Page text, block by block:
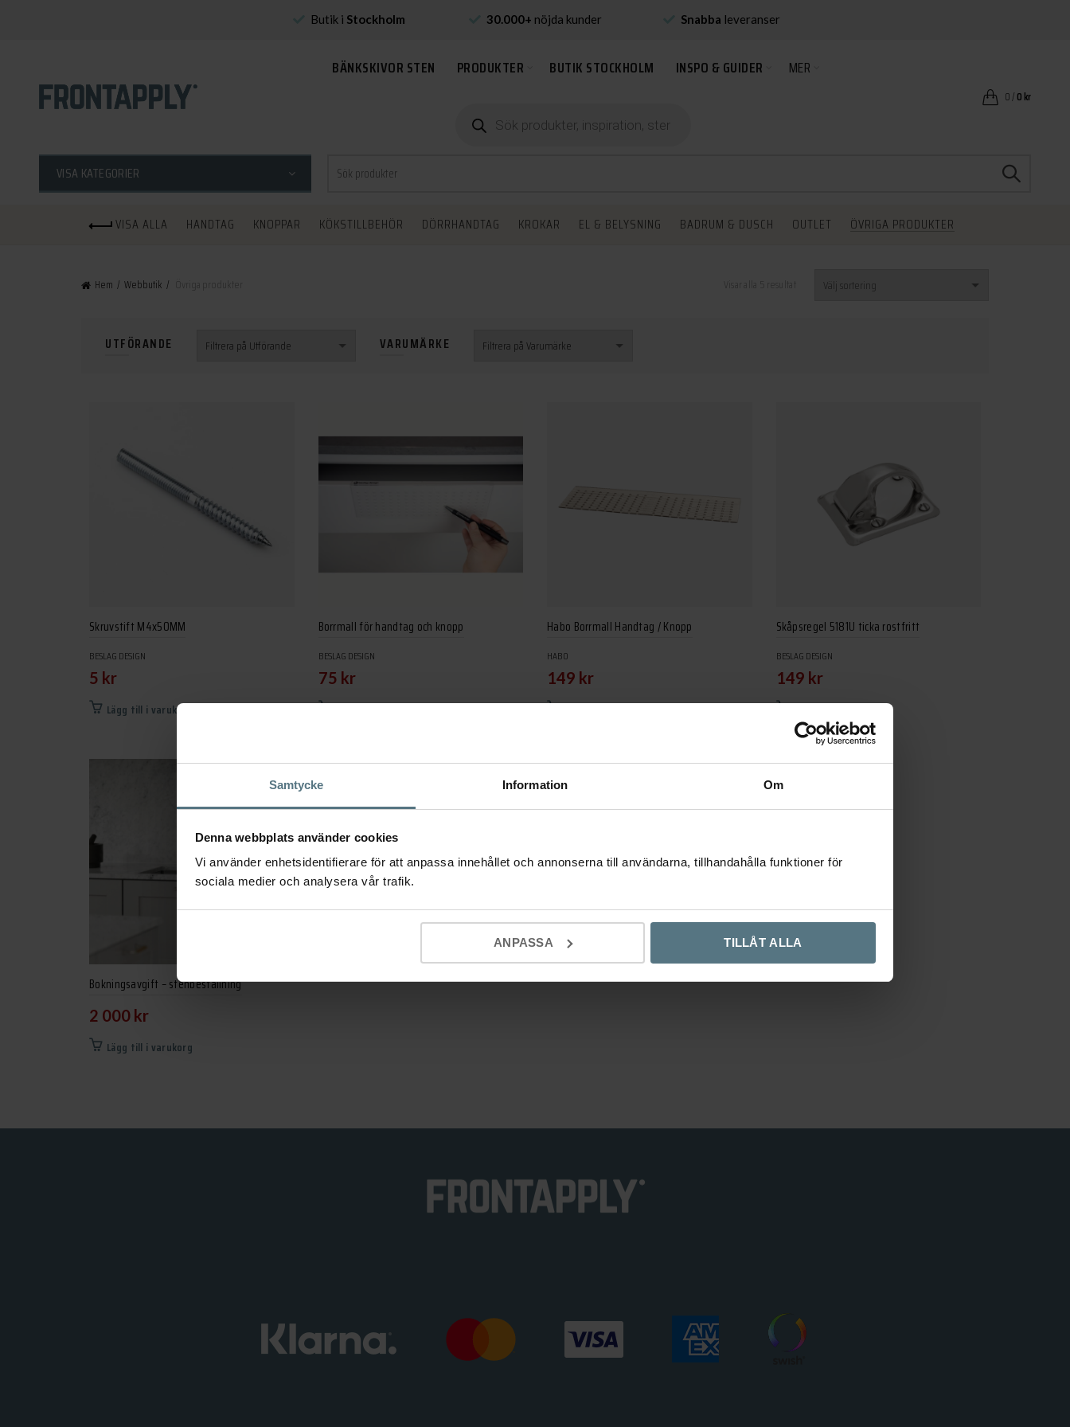
Samtycke Information Om
Denna webbplats använder cookies
Vi använder enhetsidentifierare för att anpassa innehållet och annonserna till användarna, tillhandahålla funktioner för
sociala medier och analysera vår trafik.
ANPASSA TILLÅT ALLA
BÄNKSKIVOR STEN PRODUKTER BUTIK STOCKHOLM INSPO & GUIDER MER
0/0kr
VISA KATEGORIER
efter:
VISA ALLA HANDTAG KNOPPAR KÖKSTILLBEHÖR DÖRRHANDTAG KROKAR EL & BELYSNING BADRUM & DUSCH OUTLET ÖVRIGA PRODUKTER
Hem Webbutik
UTFÖRANDE VARUMÄRKE
Skruvstift M4x50MM
BESLAG DESIGN
5 kr
Lägg till i varukorg
Borrmall för handtag och knopp
BESLAG DESIGN
75 kr
Habo Borrmall Handtag / Knopp
HABO
149 kr
Skåpsregel 5181U ticka rostfritt
BESLAG DESIGN
149 kr
Bokningsavgift – stenbeställning
2 000 kr
Lägg till i varukorg
Butik i Stockholm 30.000+ nöjda kunder Snabba leveranser